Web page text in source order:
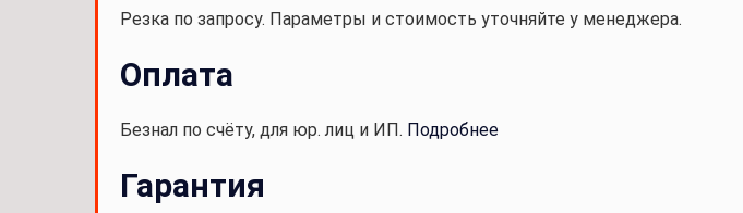
Резка по запросу. Параметры и стоимость уточняйте у менеджера.
Оплата
Безнал по счёту, для юр. лиц и ИП. Подробнее
Гарантия